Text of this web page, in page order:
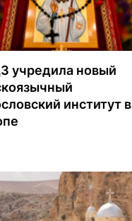
учредила новый
институт в